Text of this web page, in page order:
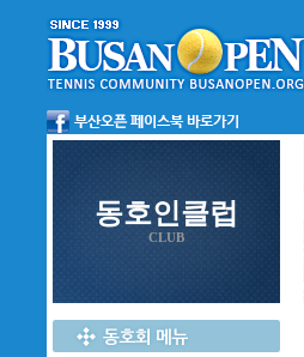
동호인클럽
CLUB